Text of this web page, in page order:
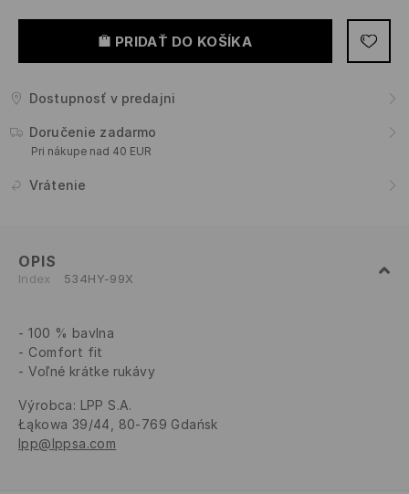
PRIDAŤ DO KOŠÍKA
Dostupnosť v predajni
Doručenie zadarmo
Pri nákupe nad 40 EUR
Vrátenie
OPIS
Index 534HY-99X
100 % bavlna
Comfort fit
Voľné krátke rukávy
Výrobca: LPP S.A.
Łąkowa 39/44, 80-769 Gdańsk
lpp@lppsa.com